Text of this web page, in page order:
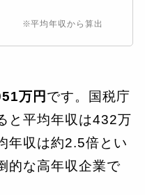
※平均年収から算出
万円 です。国税庁
と平均年収は432万
年収は約2.5倍とい
的な高年収企業で